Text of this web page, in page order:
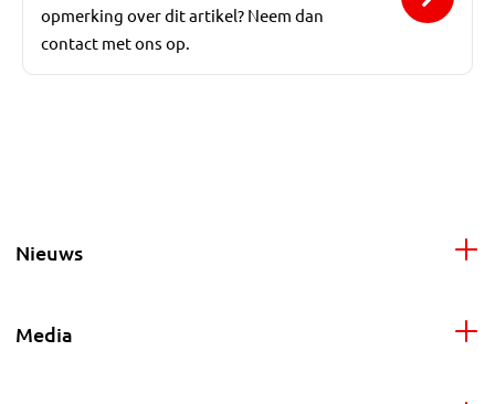
opmerking over dit artikel? Neem dan
contact met ons op.
Nieuws
Media